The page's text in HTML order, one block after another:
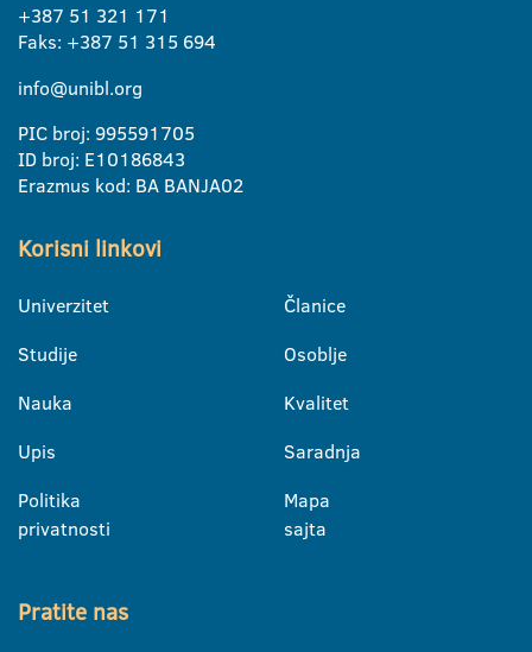
+387 51 321 171
Faks: +387 51 315 694
info@unibl.org
PIC broj: 995591705
ID broj: E10186843
Erazmus kod: BA BANJA02
Korisni linkovi
Univerzitet
Studije
Nauka
Upis
Politika
privatnosti
Članice
Osoblje
Kvalitet
Saradnja
Mapa
sajta
Pratite nas